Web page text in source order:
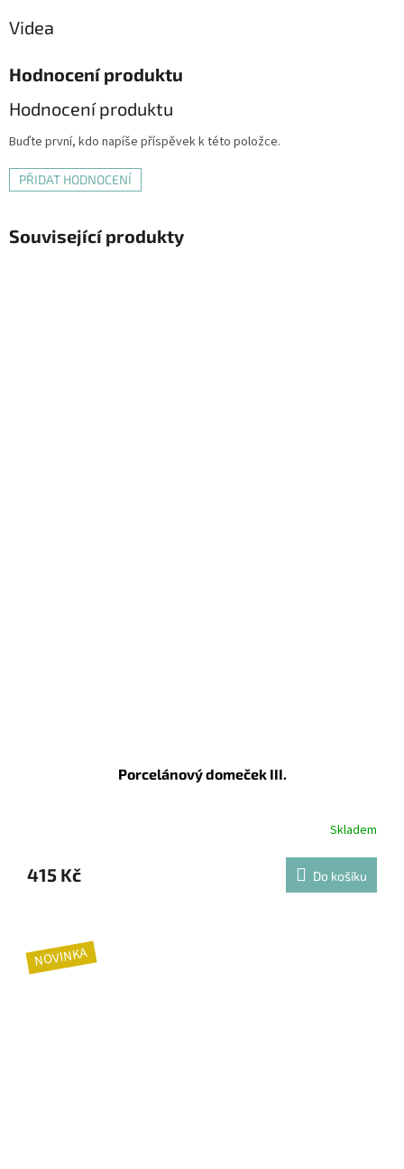
Videa
Hodnocení produktu
Hodnocení produktu
Buďte první, kdo napíše příspěvek k této položce.
PŘIDAT HODNOCENÍ
Související produkty
Porcelánový domeček III.
Skladem
415 Kč Do košíku
NOVINKA